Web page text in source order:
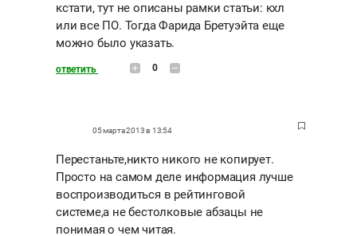
кстати, тут не описаны рамки статьи: кхл
или все ПО. Тогда Фарида Бретуэйта еще
можно было указать.
ответить 0
05 марта 2013 в 13:54
Перестаньте,никто никого не копирует.
Просто на самом деле информация лучше
воспроизводиться в рейтинговой
системе,а не бестолковые абзацы не
понимая о чем читая.